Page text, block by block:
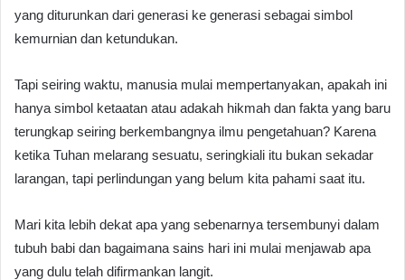
yang diturunkan dari generasi ke generasi sebagai simbol
kemurnian dan ketundukan.
Tapi seiring waktu, manusia mulai mempertanyakan, apakah ini
hanya simbol ketaatan atau adakah hikmah dan fakta yang baru
terungkap seiring berkembangnya ilmu pengetahuan? Karena
ketika Tuhan melarang sesuatu, seringkiali itu bukan sekadar
larangan, tapi perlindungan yang belum kita pahami saat itu.
Mari kita lebih dekat apa yang sebenarnya tersembunyi dalam
tubuh babi dan bagaimana sains hari ini mulai menjawab apa
yang dulu telah difirmankan langit.